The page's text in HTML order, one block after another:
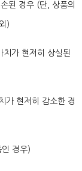
된 경우 (단, 상품의
)
가 현저히 상실된
가 현저히 감소한 경
경우)